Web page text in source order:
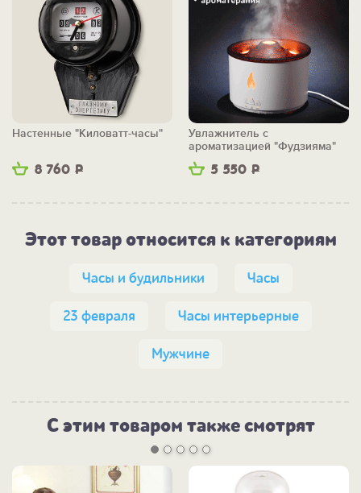
8 760 Р
Настенные "Киловатт-часы"
5 550 Р
Увлажнитель с
ароматизацией "Фудзияма"
Этот товар относится к категориям
Часы и будильники Часы
23 февраля Часы интерьерные
Мужчине
С этим товаром также смотрят